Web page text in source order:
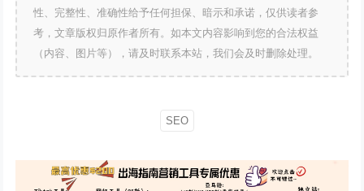
性、完整性、准确性给予任何担保、暗示和承诺，仅供读者参
考，文章版权归原作者所有。如本文内容影响到您的合法权益
（内容、图片等），请及时联系本站，我们会及时删除处理。
SEO